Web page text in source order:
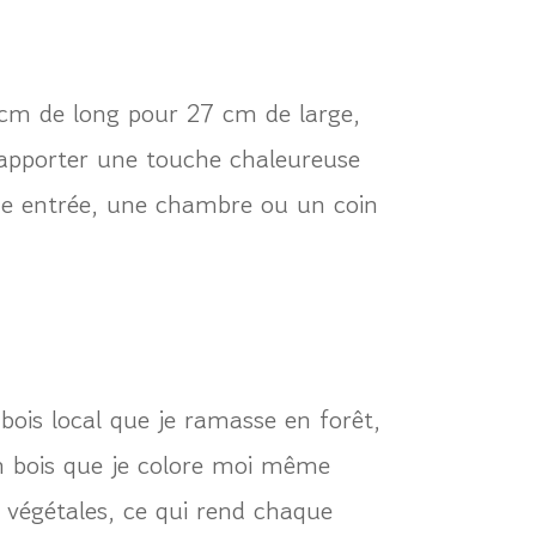
de long pour 27 cm de large,
une touche chaleureuse
entrée, une chambre ou un coin
local que je ramasse en forêt,
bois que je colore moi même
ce qui rend chaque